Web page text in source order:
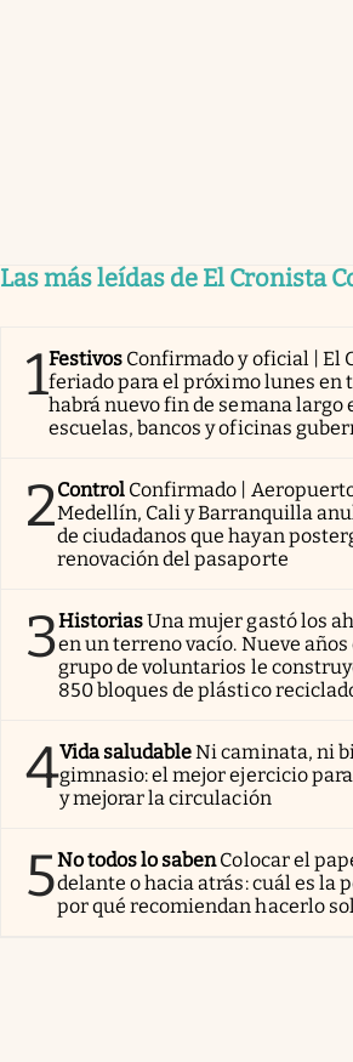
Las más leídas de El Cronista
1Festivos Confirmado y oficial | El
feriado para el próximo lunes en
habrá nuevo fin de semana largo
escuelas, bancos y oficinas
2Control Confirmado |
Medellín, Cali y Barranquilla
de ciudadanos que hayan
renovación del pasaporte
3HistoriasUna mujer gastó los
en un terreno vacío. Nueve años
grupo de voluntarios le
850 bloques de plástico
4Vida saludableNi caminata, ni
gimnasio: el mejor ejercicio
y mejorar la circulación
5No todos lo sabenColocar el
delante o hacia atrás: cuál es la
por qué recomiendan hacerlo